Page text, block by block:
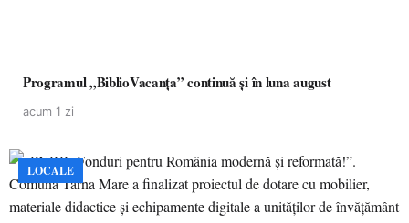
Programul „BiblioVacanța” continuă și în luna august
acum 1 zi
LOCALE